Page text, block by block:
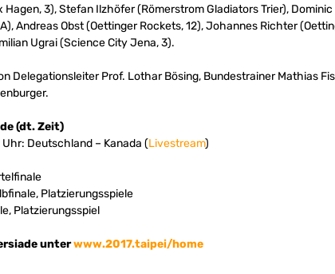
Hagen, 3), Stefan Ilzhöfer (Römerstrom Gladiators Trier),
Andreas Obst (Oettinger Rockets, 12), Johannes Richter
Ugrai (Science City Jena, 3).
Delegationsleiter Prof. Lothar Bösing, Bundestrainer Mathias
(dt. Zeit)
Uhr: Deutschland – Kanada (Livestream)
Platzierungsspiele
Platzierungsspiel
unterwww.2017.taipei/home